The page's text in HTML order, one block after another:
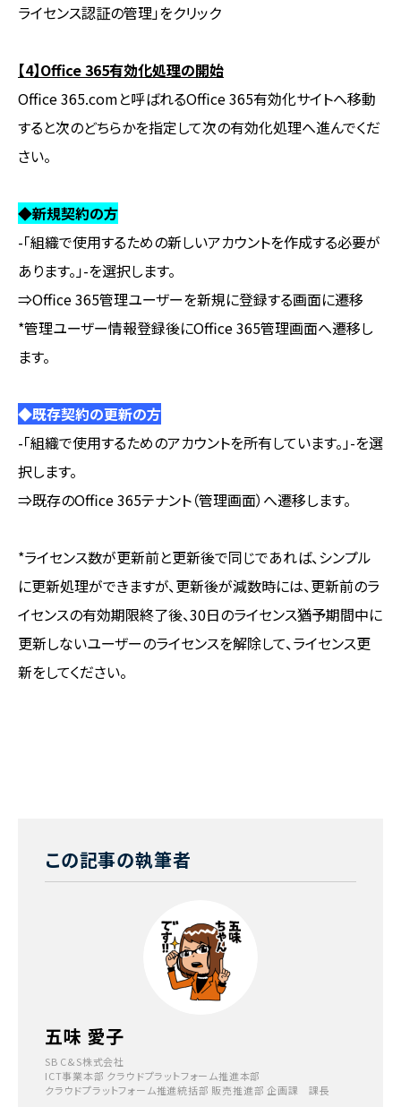
ライセンス認証の管理」をクリック
【4】Office 365有効化処理の開始
Office 365.comと呼ばれるOffice 365有効化サイトへ移動
すると次のどちらかを指定して次の有効化処理へ進んでくだ
さい。
◆新規契約の方
-「組織で使用するための新しいアカウントを作成する必要が
あります。」-を選択します。
⇒Office 365管理ユーザーを新規に登録する画面に遷移
*管理ユーザー情報登録後にOffice 365管理画面へ遷移し
ます。
◆既存契約の更新の方
-「組織で使用するためのアカウントを所有しています。」-を選
択します。
⇒既存のOffice 365テナント（管理画面）へ遷移します。
*ライセンス数が更新前と更新後で同じであれば、シンプル
に更新処理ができますが、更新後が減数時には、更新前のラ
イセンスの有効期限終了後、30日のライセンス猶予期間中に
更新しないユーザーのライセンスを解除して、ライセンス更
新をしてください。
この記事の執筆者
五味 愛子
SB C&S株式会社
ICT事業本部 クラウドプラットフォーム推進本部
クラウドプラットフォーム推進統括部 販売推進部 企画課 課長